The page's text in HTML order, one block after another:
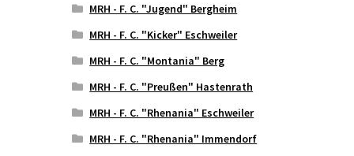
MRH - F. C. "Jugend" Bergheim
MRH - F. C. "Kicker" Eschweiler
MRH - F. C. "Montania" Berg
MRH - F. C. "Preußen" Hastenrath
MRH - F. C. "Rhenania" Eschweiler
MRH - F. C. "Rhenania" Immendorf